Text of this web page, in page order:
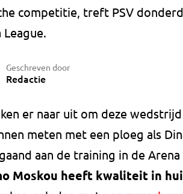
competitie, treft PSV
League.
Geschreven door
Redactie
er naar uit om deze
meten met een ploeg als
aan de training in de Arena
Moskou heeft kwaliteit in